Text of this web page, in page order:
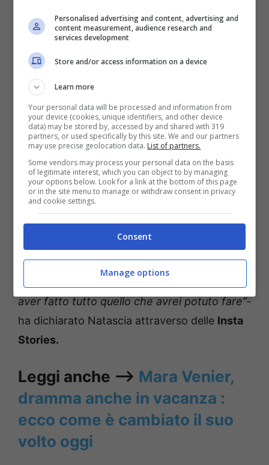
che provavano l’uno per l’altra era palpabile!
Così hanno deciso di uscire insieme dal
programma! Oggi, a distanza di qualche mese
i ragazzi stanno affrontando unacrisi di
coppia.
“Stiamo vivendo un momento difficile,
facciamo fatica a comprendercima, quando
c’è amore e c’è rispetto, penso che tutto si
possa superare. Ed io amo Alessio. Ho paura
di terminare questa vita col rimpianto di non
aver fatto tutto quello che avrei potuto fare”-
ha dichiarato Natascia attraverso delle Insta
Stories.
Leggi anche ——> Mara Venier,
dramma anche in vacanza :
ecco come è cambiato il suo
volto oggi
Personalised advertising and content, advertising and
content measurement, audience research and
services development
Store and/or access information on a device
Learn more
Your personal data will be processed and information from
your device (cookies, unique identifiers, and other device
data) may be stored by, accessed by and shared with 319
partners, or used specifically by this site. We and our partners
may use precise geolocation data. List of partners.
Some vendors may process your personal data on the basis
of legitimate interest, which you can object to by managing
your options below. Look for a link at the bottom of this page
or in the site menu to manage or withdraw consent in privacy
and cookie settings.
Consent
Manage options